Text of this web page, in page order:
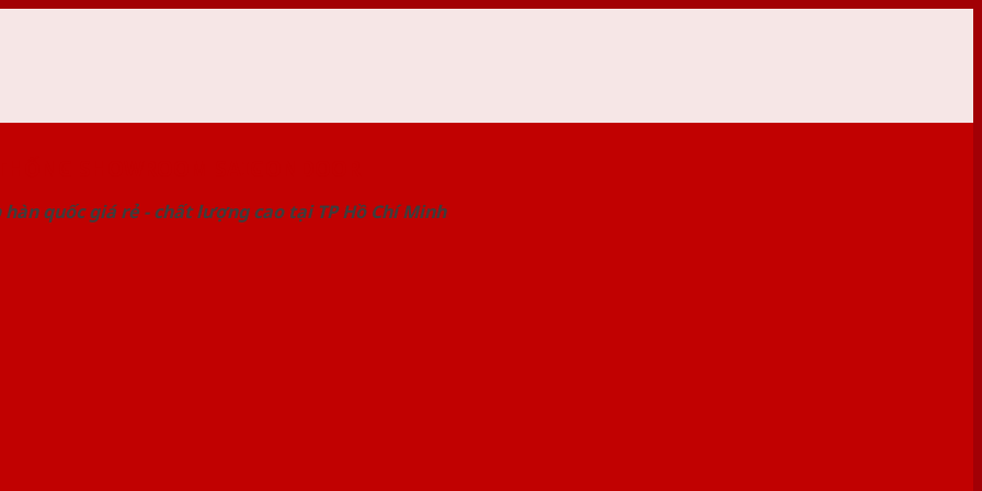
quốc giá rẻ - chất lượng cao tại TP Hồ Chí Minh